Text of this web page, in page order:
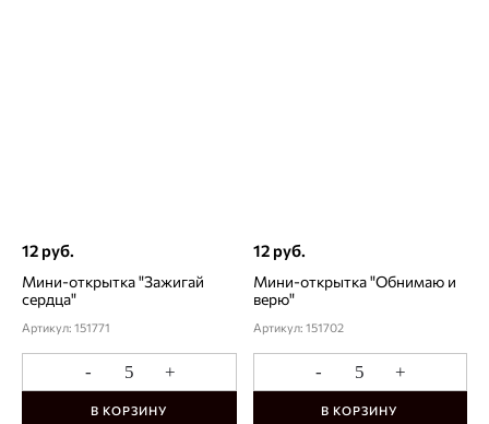
12 руб.
Мини-открытка "Зажигай
сердца"
Артикул: 151771
- +
В КОРЗИНУ
12 руб.
Мини-открытка "Обнимаю и
верю"
Артикул: 151702
- +
В КОРЗИНУ